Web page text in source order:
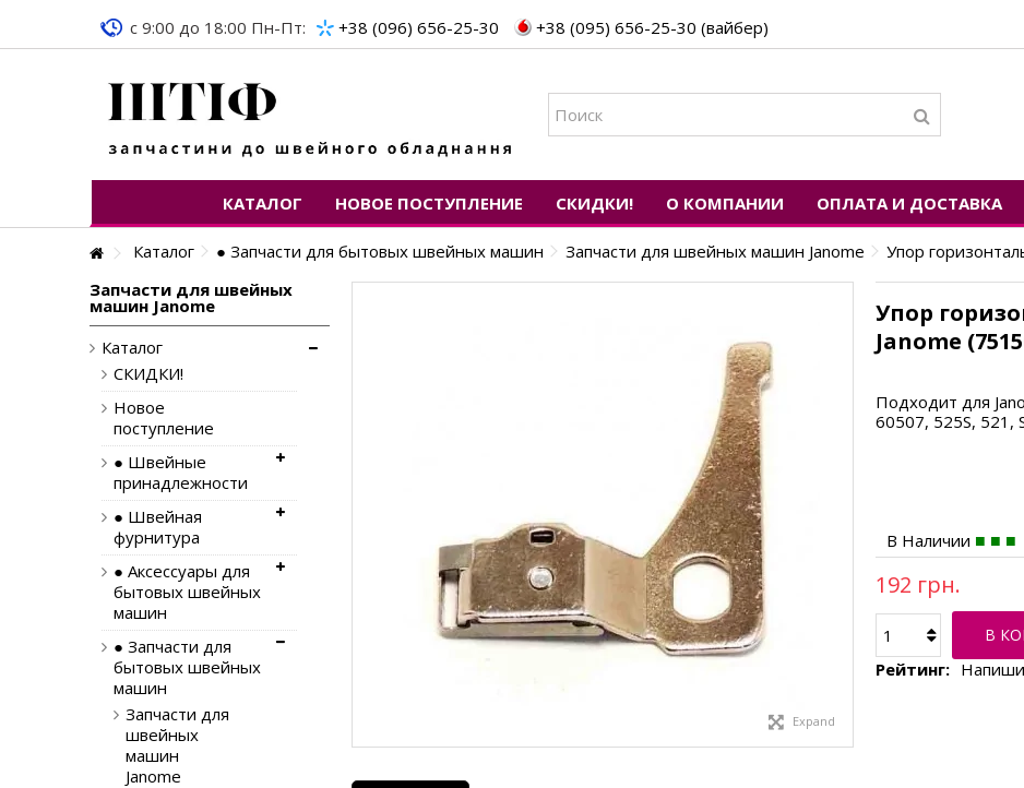
c 9:00 до 18:00 Пн-Пт: +38 (096) 656-25-30 +38 (095) 656-25-30 (вайбер)
КАТАЛОГ НОВОЕ ПОСТУПЛЕНИЕ СКИДКИ! О КОМПАНИИ ОПЛАТА И ДОСТАВКА
Каталог ● Запчасти для бытовых швейных машин Запчасти для швейных машин Janome Упор
Expand
Упор
Janome
Подходит для
60507, 525S, 521,
В Наличии
192 грн.
В
Рейтинг:
Запчасти для швейных
машин Janome
Каталог
СКИДКИ!
Новое
поступление
● Швейные
принадлежности
● Швейная
фурнитура
● Аксессуары для
бытовых швейных
машин
● Запчасти для
бытовых швейных
машин
Запчасти для
швейных
машин
Janome